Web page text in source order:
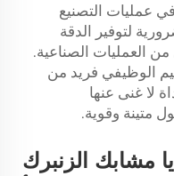
عمليات التصنيع
لتوفير الدقة
من العمليات الصناعية.
الوظيفي فريد من
لا غنى عنها
متينة وقوية.
مشابك الزنبرك